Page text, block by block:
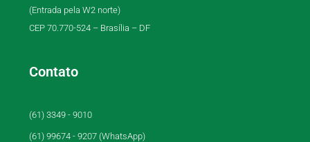
(Entrada pela W2 norte)
CEP 70.770-524 – Brasília – DF
Contato
(61) 3349 - 9010
(61) 99674 - 9207 (WhatsApp)